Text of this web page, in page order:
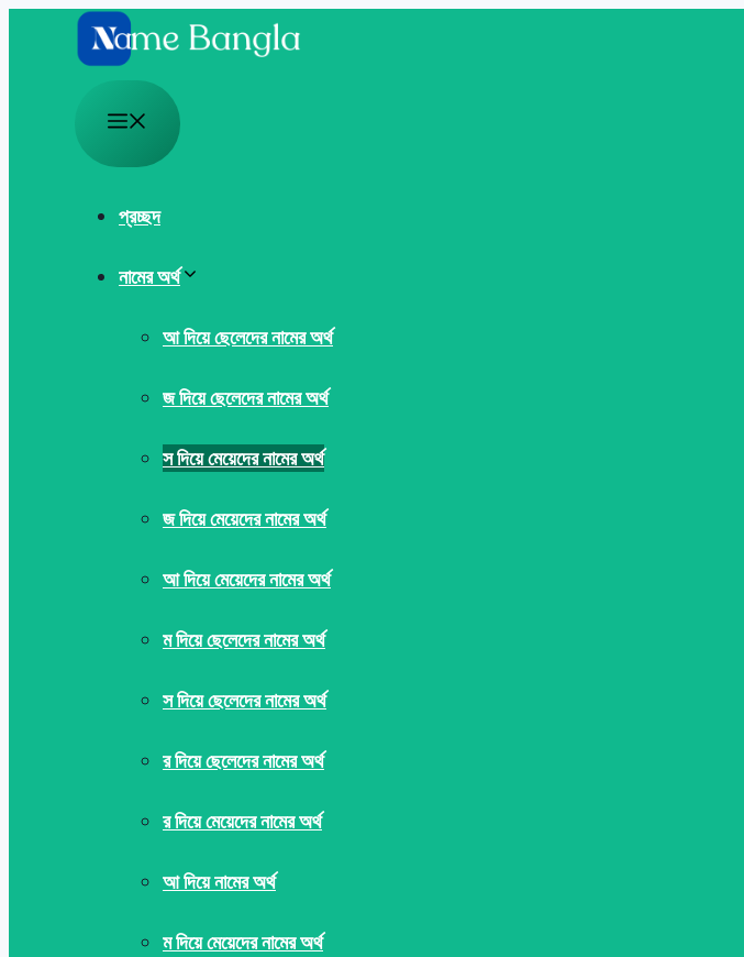
Menu
প্রচ্ছদ
নামের অর্থ
আ দিয়ে ছেলেদের নামের অর্থ
জ দিয়ে ছেলেদের নামের অর্থ
স দিয়ে মেয়েদের নামের অর্থ
জ দিয়ে মেয়েদের নামের অর্থ
আ দিয়ে মেয়েদের নামের অর্থ
ম দিয়ে ছেলেদের নামের অর্থ
স দিয়ে ছেলেদের নামের অর্থ
র দিয়ে ছেলেদের নামের অর্থ
র দিয়ে মেয়েদের নামের অর্থ
আ দিয়ে নামের অর্থ
ম দিয়ে মেয়েদের নামের অর্থ